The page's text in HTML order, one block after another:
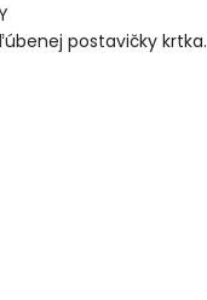
postavičky krtka.